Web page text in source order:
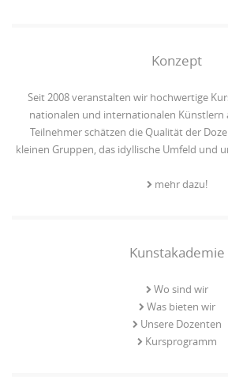
Konzept
Seit 2008 veranstalten wir hochwertige
nationalen und internationalen Künstlern
Teilnehmer schätzen die Qualität der
kleinen Gruppen, das idyllische Umfeld und
mehr dazu!
Kunstakademie
Wo sind wir
Was bieten wir
Unsere Dozenten
Kursprogramm